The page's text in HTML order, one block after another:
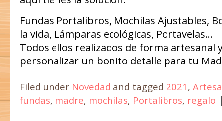
Fundas Portalibros, Mochilas Ajustables,
la vida, Lámparas ecológicas, Portavelas…
Todos ellos realizados de forma artesanal
personalizar un bonito detalle para tu
Filed under Novedad and tagged 2021 ,
fundas, madre, mochilas, Portalibros, regalo